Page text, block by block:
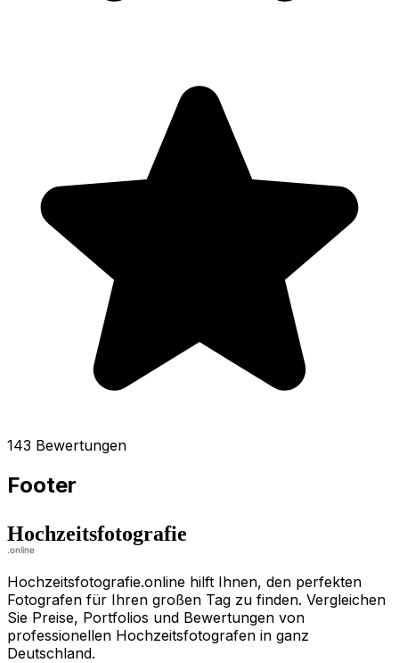
143 Bewertungen
Footer
Hochzeitsfotografie.online hilft Ihnen, den perfekten
Fotografen für Ihren großen Tag zu finden. Vergleichen
Sie Preise, Portfolios und Bewertungen von
professionellen Hochzeitsfotografen in ganz
Deutschland.